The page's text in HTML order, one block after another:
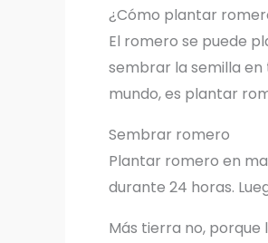
¿Cómo plantar
El romero se puede
sembrar la semilla
mundo, es plantar
Sembrar romero
Plantar romero en
durante 24 horas.
Más tierra no,